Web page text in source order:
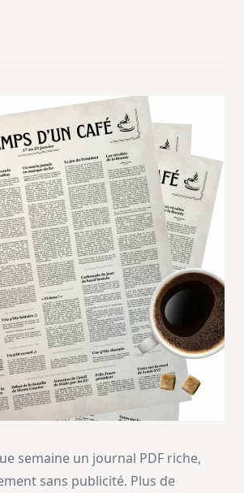
semaine un journal PDF riche,
sans publicité. Plus de